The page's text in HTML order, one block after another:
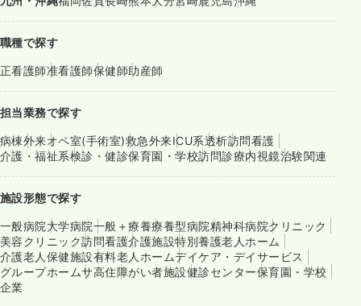
職種で探す
正看護師准看護師保健師助産師
担当業務で探す
病棟外来オペ室(手術室)救急外来ICU系透析訪問看護
介護・福祉系検診・健診保育園・学校訪問診療内視鏡治験関連
施設形態で探す
一般病院大学病院一般＋療養療養型病院精神科病院クリニック
美容クリニック訪問看護介護施設特別養護老人ホーム
介護老人保健施設有料老人ホームデイケア・デイサービス
グループホームサ高住障がい者施設健診センター保育園・学校
企業